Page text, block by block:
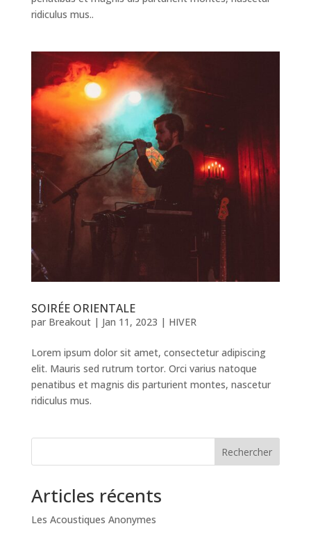
ridiculus mus..
SOIRÉE ORIENTALE
par Breakout| Jan 11, 2023 | HIVER
Lorem ipsum dolor sit amet, consectetur adipiscing
elit. Mauris sed rutrum tortor. Orci varius natoque
penatibus et magnis dis parturient montes, nascetur
ridiculus mus.
Rechercher
Articles récents
Les Acoustiques Anonymes